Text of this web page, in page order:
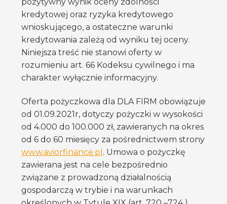
pozytywny wynik oceny zdolności
kredytowej oraz ryzyka kredytowego
wnioskującego, a ostateczne warunki
kredytowania zależą od wyniku tej oceny.
Niniejsza treść nie stanowi oferty w
rozumieniu art. 66 Kodeksu cywilnego i ma
charakter wyłącznie informacyjny.
Oferta pożyczkowa dla DLA FIRM obowiązuje
od 01.09.2021r, dotyczy pożyczki w wysokości
od 4.000 do 100.000 zł, zawieranych na okres
od 6 do 60 miesięcy za pośrednictwem strony
www.aviorfinance.pl . Umowa o pożyczkę
zawierana jest na cele bezpośrednio
związane z prowadzoną działalnością
gospodarczą w trybie i na warunkach